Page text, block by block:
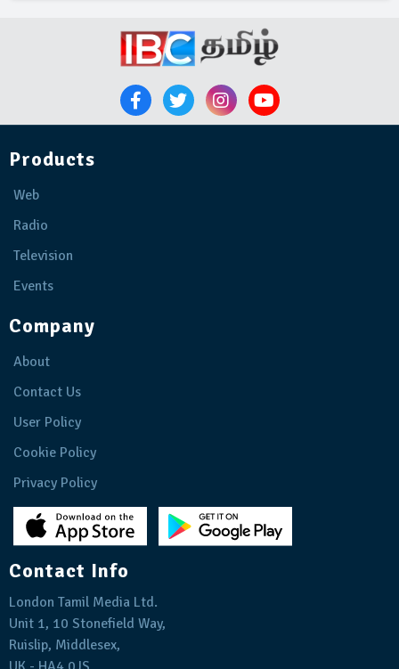
Products
Web
Radio
Television
Events
Company
About
Contact Us
User Policy
Cookie Policy
Privacy Policy
Contact Info
London Tamil Media Ltd.
Unit 1, 10 Stonefield Way,
Ruislip, Middlesex,